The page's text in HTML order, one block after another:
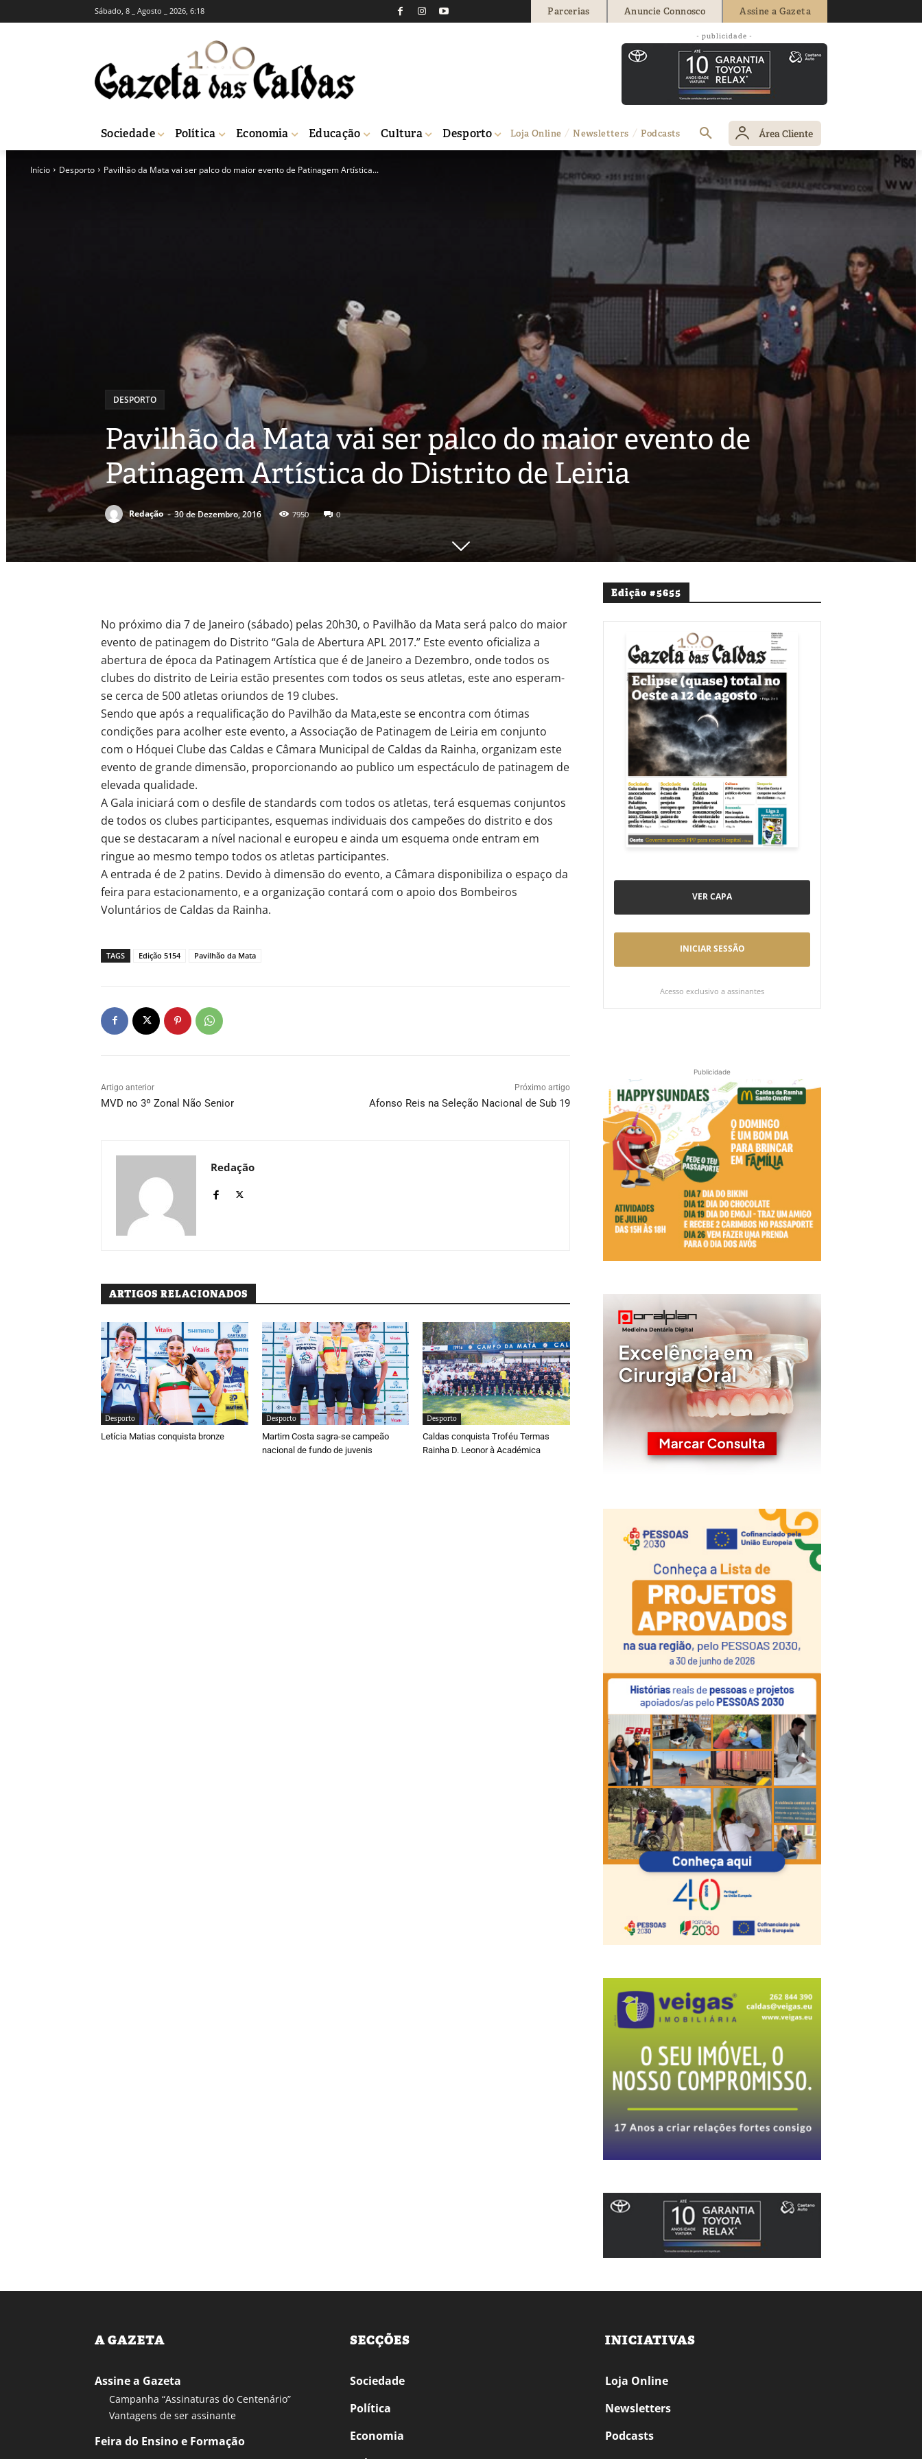
Sábado, 8 _ Agosto _ 2026, 6:18 Parcerias Anuncie Connosco Assine a Gazeta
- publicidade -
Sociedade Política Economia Educação Cultura Desporto Loja Online Newsletters Podcasts Área Cliente
Início Desporto Pavilhão da Mata vai ser palco do maior evento de Patinagem Artística...
DESPORTO
Pavilhão da Mata vai ser palco do maior evento de
Patinagem Artística do Distrito de Leiria
Redação - 30 de Dezembro, 2016 7950 0
No próximo dia 7 de Janeiro (sábado) pelas 20h30, o Pavilhão da Mata será palco do maior
evento de patinagem do Distrito “Gala de Abertura APL 2017.” Este evento oficializa a
abertura de época da Patinagem Artística que é de Janeiro a Dezembro, onde todos os
clubes do distrito de Leiria estão presentes com todos os seus atletas, este ano esperam-
se cerca de 500 atletas oriundos de 19 clubes.
Sendo que após a requalificação do Pavilhão da Mata,este se encontra com ótimas
condições para acolher este evento, a Associação de Patinagem de Leiria em conjunto
com o Hóquei Clube das Caldas e Câmara Municipal de Caldas da Rainha, organizam este
evento de grande dimensão, proporcionando ao publico um espectáculo de patinagem de
elevada qualidade.
A Gala iniciará com o desfile de standards com todos os atletas, terá esquemas conjuntos
de todos os clubes participantes, esquemas individuais dos campeões do distrito e dos
que se destacaram a nível nacional e europeu e ainda um esquema onde entram em
ringue ao mesmo tempo todos os atletas participantes.
A entrada é de 2 patins. Devido à dimensão do evento, a Câmara disponibiliza o espaço da
feira para estacionamento, e a organização contará com o apoio dos Bombeiros
Voluntários de Caldas da Rainha.
TAGS Edição 5154 Pavilhão da Mata
Artigo anterior
MVD no 3º Zonal Não Senior
Próximo artigo
Afonso Reis na Seleção Nacional de Sub 19
Redação
ARTIGOS RELACIONADOS
Desporto
Letícia Matias conquista bronze
Desporto
Martim Costa sagra-se campeão
nacional de fundo de juvenis
Desporto
Caldas conquista Troféu Termas
Rainha D. Leonor à Académica
Edição #5655
VER CAPA
INICIAR SESSÃO
Acesso exclusivo a assinantes
Publicidade
A GAZETA
Assine a Gazeta
Campanha “Assinaturas do Centenário”
Vantagens de ser assinante
Feira do Ensino e Formação
SECÇÕES
Sociedade
Política
Economia
INICIATIVAS
Loja Online
Newsletters
Podcasts